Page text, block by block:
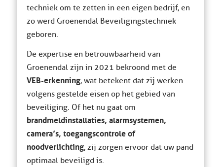
techniek om te zetten in een eigen bedrijf, en
zo werd Groenendal Beveiligingstechniek
geboren.
De expertise en betrouwbaarheid van
Groenendal zijn in 2021 bekroond met de
VEB-erkenning, wat betekent dat zij werken
volgens gestelde eisen op het gebied van
beveiliging. Of het nu gaat om
brandmeldinstallaties, alarmsystemen,
camera’s, toegangscontrole of
noodverlichting, zij zorgen ervoor dat uw pand
optimaal beveiligd is.